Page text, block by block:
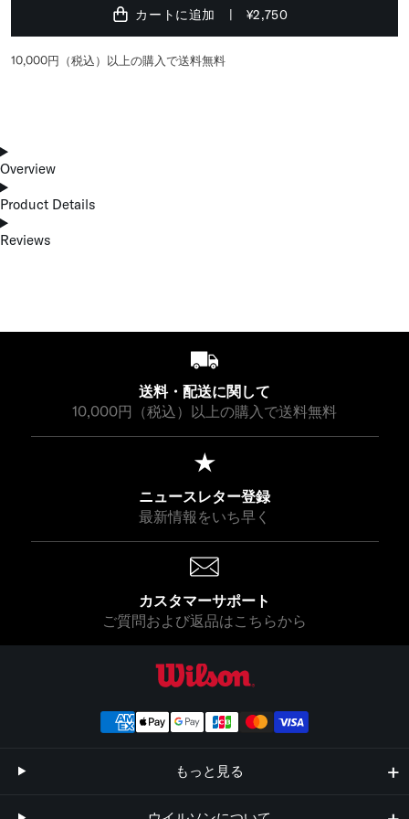
カートに追加 ¥2,750
10,000円（税込）以上の購入で送料無料
Overview
Product Details
Reviews
送料・配送に関して
10,000円（税込）以上の購入で送料無料
ニュースレター登録
最新情報をいち早く
カスタマーサポート
ご質問および返品はこちらから
もっと見る